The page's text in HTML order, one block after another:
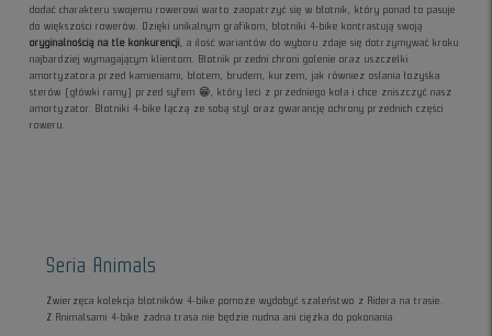
dodać charakteru swojemu rowerowi warto zaopatrzyć się w błotnik, który ponad to pasuje
do większości rowerów. Dzięki unikalnym grafikom, błotniki 4-bike kontrastują swoją
oryginalnością na tle konkurencji
, a ilość wariantów do wyboru zdaje się dotrzymywać kroku
najbardziej wymagającym klientom. Błotnik przedni chroni golenie oraz uszczelki
amortyzatora przed kamieniami, błotem, brudem, kurzem, jak również osłania łożyska
sterów (główki ramy) przed syfem 😁, który leci z przedniego koła i chce zniszczyć nasz
amortyzator. Błotniki 4-bike łączą ze sobą styl oraz gwarancję ochrony przednich części
roweru.
Seria Animals
Zwierzęca kolekcja błotników 4-bike pomoże wydobyć szaleństwo z Ridera na trasie.
Z Animalsami 4-bike żadna trasa nie będzie nudna ani ciężka do pokonania.